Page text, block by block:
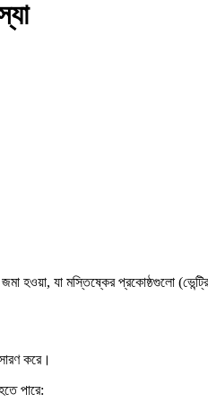
হওয়া, যা মস্তিষ্কের প্রকোষ্ঠগুলো
করে।
পারে: